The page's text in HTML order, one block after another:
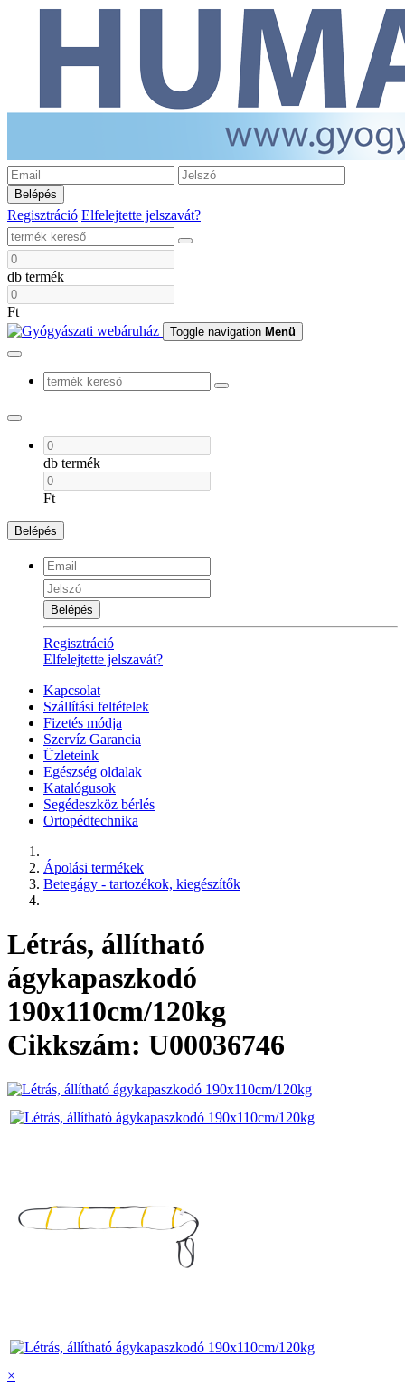
Belépés
Regisztráció Elfelejtette jelszavát?
db termék
Ft
Toggle navigation Menü
db termék
Ft
Belépés
Belépés
Regisztráció
Elfelejtette jelszavát?
Kapcsolat
Szállítási feltételek
Fizetés módja
Szervíz Garancia
Üzleteink
Egészség oldalak
Katalógusok
Segédeszköz bérlés
Ortopédtechnika
Ápolási termékek
Betegágy - tartozékok, kiegészítők
Létrás, állítható
ágykapaszkodó
190x110cm/120kg
Cikkszám: U00036746
×